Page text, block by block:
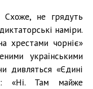
не грядуть
наміри.
хрестами чорніє»
українськими
дивляться «Єдині
«Ні. Там майже